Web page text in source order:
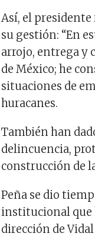
Así, el presidente
su gestión: “En
arrojo, entrega y
de México; he
situaciones de
huracanes.
También han
delincuencia,
construcción de
Peña se dio
institucional que
dirección de